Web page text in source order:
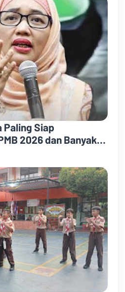
Paling Siap
2026 dan Banyak
Memudahkan